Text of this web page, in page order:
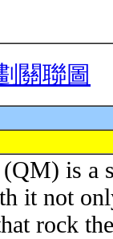
關聯圖
is a
it not
rock